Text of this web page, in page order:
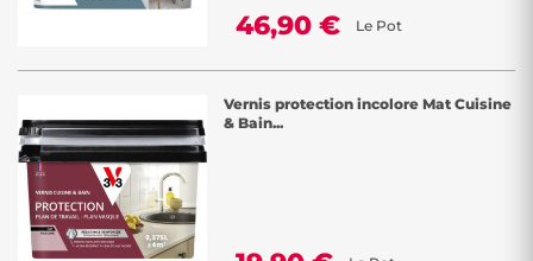
46,90 € Le Pot
Vernis protection incolore Mat Cuisine
& Bain...